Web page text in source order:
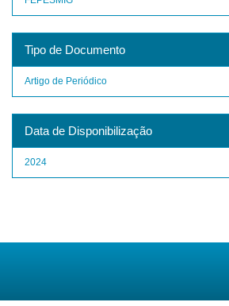
Tipo de Documento
Artigo de Periódico
Data de Disponibilização
2024